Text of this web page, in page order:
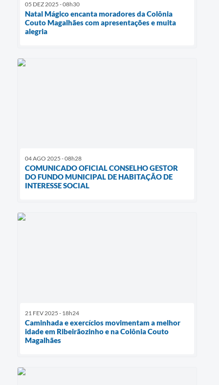
05 DEZ 2025 - 08h30
Natal Mágico encanta moradores da Colônia
Couto Magalhães com apresentações e muita
alegria
04 AGO 2025 - 08h28
COMUNICADO OFICIAL CONSELHO GESTOR
DO FUNDO MUNICIPAL DE HABITAÇÃO DE
INTERESSE SOCIAL
21 FEV 2025 - 18h24
Caminhada e exercícios movimentam a melhor
idade em Ribeirãozinho e na Colônia Couto
Magalhães